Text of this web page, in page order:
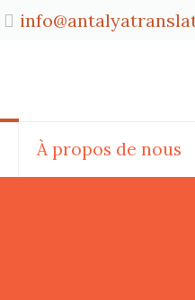
À propos de nous